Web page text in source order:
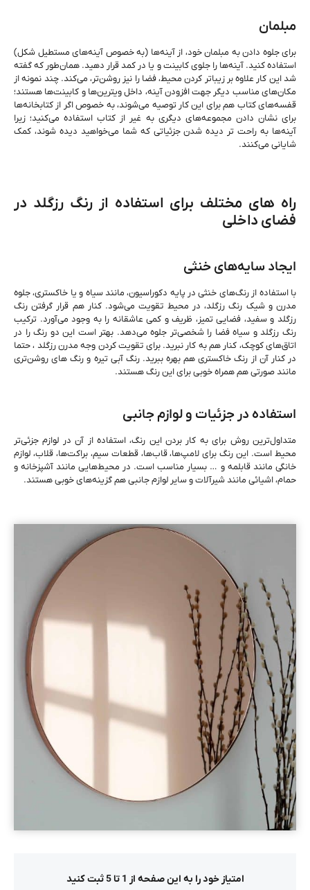
مبلمان
برای جلوه دادن به مبلمان خود، از آینه‌ها (به خصوص آینه‌های مستطیل شکل)
استفاده کنید. آینه‌ها را جلوی کابینت و یا در کمد قرار دهید. همان‌طور که گفته
شد این کار علاوه بر زیباتر کردن محیط، فضا را نیز روشن‌تر، می‌کند. چند نمونه از
مکان‌های مناسب دیگر جهت افزودن آینه، داخل ویترین‌ها و کابینت‌ها هستند؛
قفسه‌های کتاب هم برای این کار توصیه می‌شوند، به خصوص اگر از کتابخانه‌ها
برای نشان دادن مجموعه‌های دیگری به غیر از کتاب استفاده می‌کنید؛ زیرا
آینه‌ها به راحت تر دیده شدن جزئیاتی که شما می‌خواهید دیده شوند، کمک
شایانی می‌کنند.
راه های مختلف برای استفاده از رنگ رزگلد در
فضای داخلی
ایجاد سایه‌های خنثی
با استفاده از رنگ‌های خنثی در پایه دکوراسیون، مانند سیاه و یا خاکستری، جلوه
مدرن و شیک رنگ رزگلد، در محیط تقویت می‌شود. کنار هم قرار گرفتن رنگ
رزگلد و سفید، فضایی تمیز، ظریف و کمی عاشقانه را به وجود می‌آورد. ترکیب
رنگ رزگلد و سیاه فضا را شخصی‌تر جلوه می‌دهد. بهتر است این دو رنگ را در
اتاق‌های کوچک، کنار هم به کار نبرید. برای تقویت کردن وجه مدرن رزگلد ، حتما
در کنار آن از رنگ خاکستری هم بهره ببرید. رنگ آبی تیره‌ و رنگ های روشن‌تری
مانند صورتی هم همراه خوبی برای این رنگ هستند.
استفاده در جزئیات و لوازم جانبی
متداول‌ترین روش برای به کار بردن این رنگ، استفاده از آن در لوازم جزئی‌تر
محیط است. این رنگ برای لامپ‌ها، قاب‌ها، قطعات سیم، براکت‌ها، قلاب، لوازم
خانگی مانند قابلمه و … بسیار مناسب است. در محیط‌هایی مانند آشپزخانه و
حمام، اشیائی مانند شیرآلات و سایر لوازم جانبی هم گزینه‌های خوبی هستند.
امتیاز خود را به این صفحه از 1 تا 5 ثبت کنید